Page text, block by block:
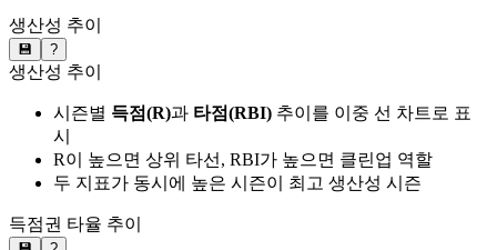
생산성 추이
💾 ?
생산성 추이
시즌별 득점(R)과 타점(RBI) 추이를 이중 선 차트로 표
시
R이 높으면 상위 타선, RBI가 높으면 클린업 역할
두 지표가 동시에 높은 시즌이 최고 생산성 시즌
득점권 타율 추이